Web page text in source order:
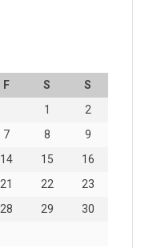
F S
S
1
2
7 8
9
14 15
16
21 22
23
28 29
30